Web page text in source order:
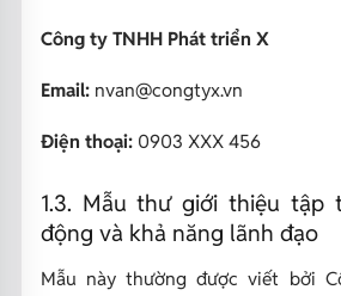
Công ty TNHH Phát triển X
Email:nvan@congtyx.vn
Điện thoại:0903 XXX 456
1.3. Mẫu thư giới thiệu tập
động và khả năng lãnh đạo
Mẫu này thường được viết bởi